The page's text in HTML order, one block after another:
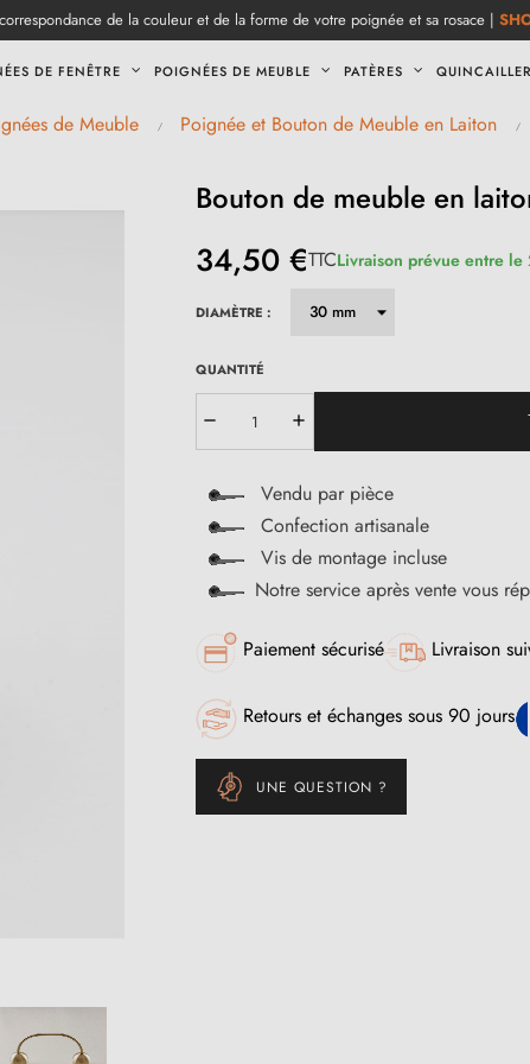
de la couleur et de la forme de votre poignée et sa rosace |
DE FENÊTRE POIGNÉES DE MEUBLE PATÈRES
de Meuble Poignée et Bouton de Meuble en Laiton
Bouton de meuble en
34,50 €TTCLivraison prévue entre
DIAMÈTRE :
QUANTITÉ
Vendu par pièce
Confection artisanale
Vis de montage incluse
Notre service après vente vous
Paiement sécurisé Livraison
Retours et échanges sous 90 jours
UNE QUESTION ?